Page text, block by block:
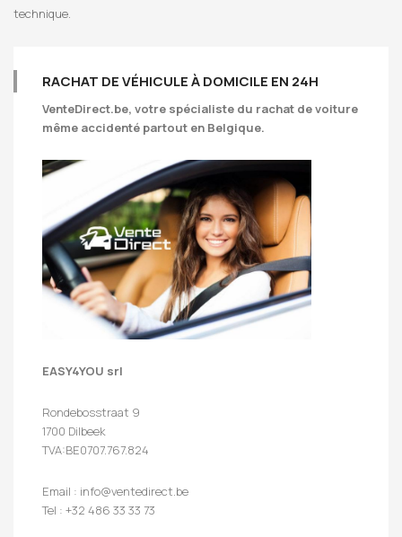
technique.
RACHAT DE VÉHICULE À DOMICILE EN 24H
VenteDirect.be, votre spécialiste du rachat de voiture
même accidenté partout en Belgique.
EASY4YOU srl
Rondebosstraat 9
1700 Dilbeek
TVA:BE0707.767.824
Email : info@ventedirect.be
Tel : +32 486 33 33 73